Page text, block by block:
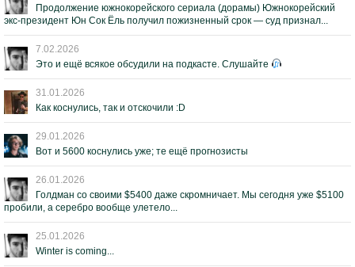
Продолжение южнокорейского сериала (дорамы) Южнокорейский
экс-президент Юн Сок Ёль получил пожизненный срок — суд признал...
7.02.2026
Это и ещё всякое обсудили на подкасте. Слушайте
31.01.2026
Как коснулись, так и отскочили :D
29.01.2026
Вот и 5600 коснулись уже; те ещё прогнозисты
26.01.2026
Голдман со своими $5400 даже скромничает. Мы сегодня уже $5100
пробили, а серебро вообще улетело...
25.01.2026
Winter is coming...